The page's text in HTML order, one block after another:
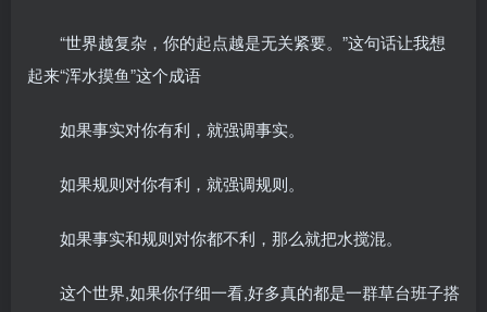
“世界越复杂，你的起点越是无关紧要。”这句话让我想
起来“浑水摸鱼”这个成语
如果事实对你有利，就强调事实。
如果规则对你有利，就强调规则。
如果事实和规则对你都不利，那么就把水搅混。
这个世界,如果你仔细一看,好多真的都是一群草台班子搭